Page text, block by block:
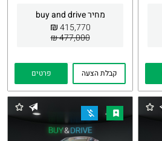
מחיר buy and drive
415,770
₪
477,000 ₪
קבלת הצעה פרטים